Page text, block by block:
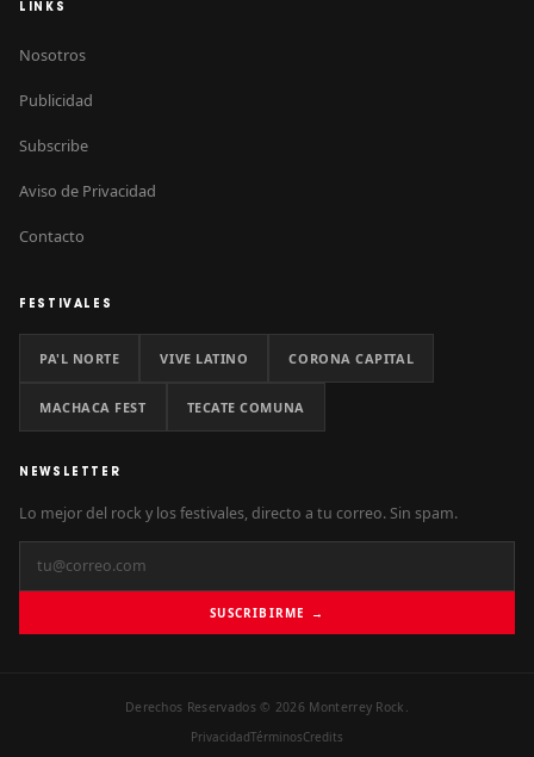
LINKS
Nosotros
Publicidad
Subscribe
Aviso de Privacidad
Contacto
FESTIVALES
PA'L NORTE VIVE LATINO CORONA CAPITAL
MACHACA FEST TECATE COMUNA
NEWSLETTER
Lo mejor del rock y los festivales, directo a tu correo. Sin spam.
SUSCRIBIRME →
Derechos Reservados © 2026 Monterrey Rock.
PrivacidadTérminosCredits